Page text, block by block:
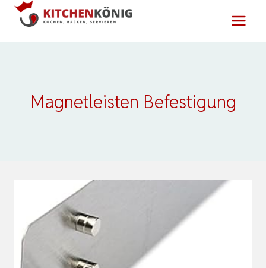
Zum
Inhalt
Magnetleisten Befestigung